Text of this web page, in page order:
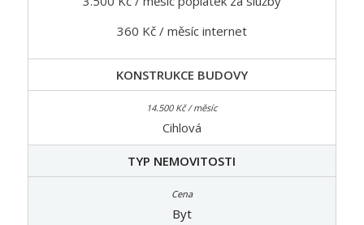
360 Kč / měsíc internet
KONSTRUKCE BUDOVY
Cihlová
TYP NEMOVITOSTI
Byt